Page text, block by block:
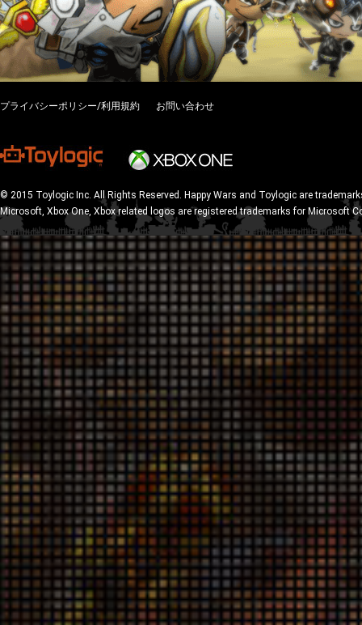
プライバシーポリシー/利用規約 お問い合わせ
© 2015 Toylogic Inc. All Rights Reserved. Happy Wars and Toylogic are
Microsoft, Xbox One, Xbox related logos are registered trademarks for Microsoft